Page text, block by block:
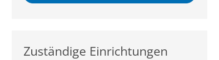
Zuständige Einrichtungen